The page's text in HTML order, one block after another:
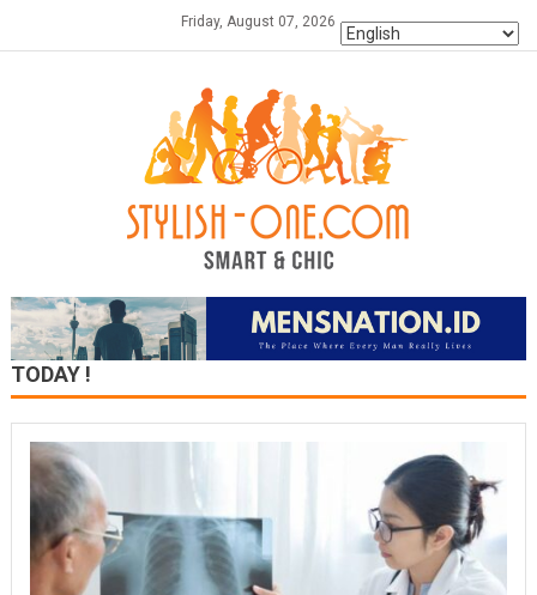
Friday, August 07, 2026
TODAY !